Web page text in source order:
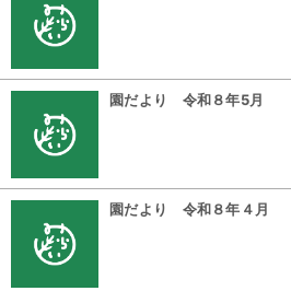
園だより 令和８年5月
園だより 令和８年４月